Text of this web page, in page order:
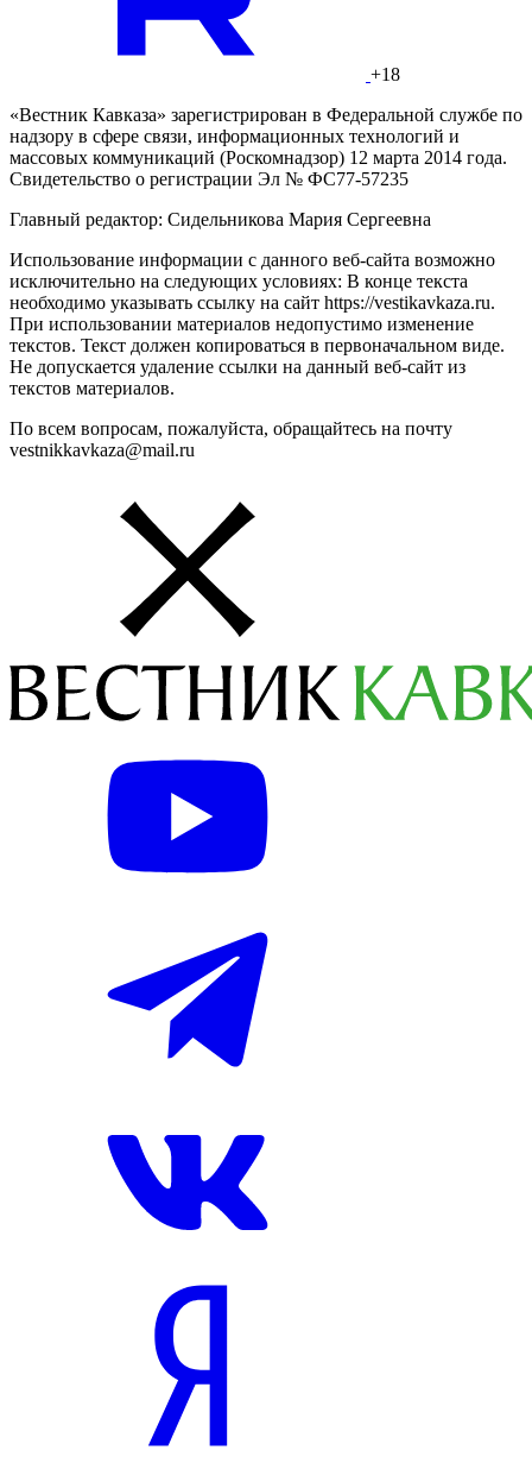
+18
«Вестник Кавказа» зарегистрирован в Федеральной службе по
надзору в сфере связи, информационных технологий и
массовых коммуникаций (Роскомнадзор) 12 марта 2014 года.
Свидетельство о регистрации Эл № ФС77-57235
Главный редактор: Сидельникова Мария Сергеевна
Использование информации с данного веб-сайта возможно
исключительно на следующих условиях: В конце текста
необходимо указывать ссылку на сайт https://vestikavkaza.ru.
При использовании материалов недопустимо изменение
текстов. Текст должен копироваться в первоначальном виде.
Не допускается удаление ссылки на данный веб-сайт из
текстов материалов.
По всем вопросам, пожалуйста, обращайтесь на почту
vestnikkavkaza@mail.ru